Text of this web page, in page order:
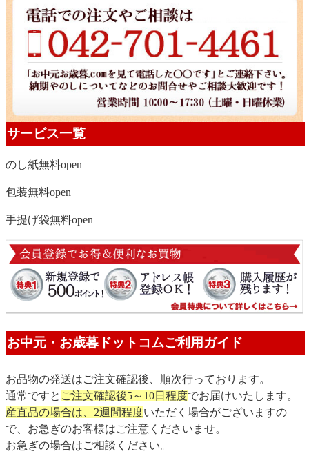
サービス一覧
のし紙無料open
包装無料open
手提げ袋無料open
お中元・お歳暮ドットコムご利用ガイド
お品物の発送はご注文確認後、順次行っております。
通常ですと ご注文確認後5～10日程度でお届けいたします。
産直品の場合は、2週間程度いただく場合がございますの
で、お急ぎのお客様はご注意くださいませ。
お急ぎの場合はご相談ください。